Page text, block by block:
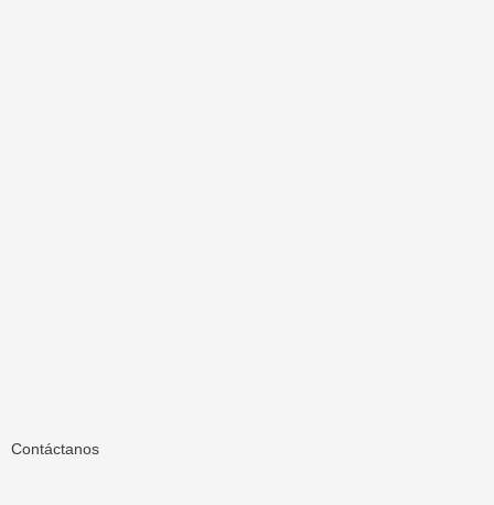
Contáctanos